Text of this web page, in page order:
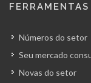
Números do setor
Seu mercado
Novas do setor